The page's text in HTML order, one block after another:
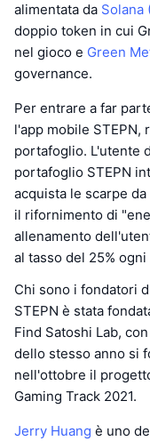
alimentata da Solana
doppio token in cui
nel gioco e Green
governance.
Per entrare a far
l'app mobile STEPN,
portafoglio. L'utente
portafoglio STEPN
acquista le scarpe
il rifornimento di
allenamento
al tasso del 25% ogni
Chi sono i fondatori
STEPN è stata
Find Satoshi Lab,
dello stesso anno si
nell'ottobre il
Gaming Track 2021.
Jerry Huang è uno